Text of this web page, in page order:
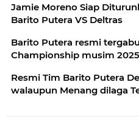
Jamie Moreno Siap
Barito Putera VS Deltras
Barito Putera resmi
Championship musim
Resmi Tim Barito Putera
walaupun Menang dilaga